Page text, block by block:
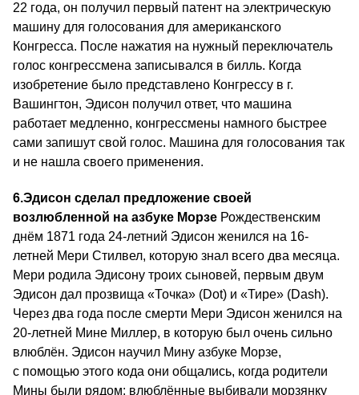
22 года, он получил первый патент на электрическую
машину для голосования для американского
Конгресса. После нажатия на нужный переключатель
голос конгрессмена записывался в билль. Когда
изобретение было представлено Конгрессу в г.
Вашингтон, Эдисон получил ответ, что машина
работает медленно, конгрессмены намного быстрее
сами запишут свой голос. Машина для голосования так
и не нашла своего применения.
6.Эдисон сделал предложение своей
возлюбленной на азбуке Морзе Рождественским
днём 1871 года 24-летний Эдисон женился на 16-
летней Мери Стилвел, которую знал всего два месяца.
Мери родила Эдисону троих сыновей, первым двум
Эдисон дал прозвища «Точка» (Dot) и «Тире» (Dash).
Через два года после смерти Мери Эдисон женился на
20-летней Мине Миллер, в которую был очень сильно
влюблён. Эдисон научил Мину азбуке Морзе,
с помощью этого кода они общались, когда родители
Мины были рядом: влюблённые выбивали морзянку